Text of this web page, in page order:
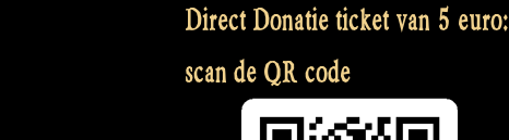
Direct Donatie ticket van 5 euro:
scan de QR code